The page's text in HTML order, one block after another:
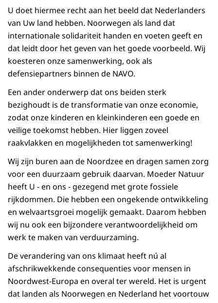
U doet hiermee recht aan het beeld dat Nederlanders
van Uw land hebben. Noorwegen als land dat
internationale solidariteit handen en voeten geeft en
dat leidt door het geven van het goede voorbeeld. Wij
koesteren onze samenwerking, ook als
defensiepartners binnen de NAVO.
Een ander onderwerp dat ons beiden sterk
bezighoudt is de transformatie van onze economie,
zodat onze kinderen en kleinkinderen een goede en
veilige toekomst hebben. Hier liggen zoveel
raakvlakken en mogelijkheden tot samenwerking!
Wij zijn buren aan de Noordzee en dragen samen zorg
voor een duurzaam gebruik daarvan. Moeder Natuur
heeft U - en ons - gezegend met grote fossiele
rijkdommen. Die hebben een ongekende ontwikkeling
en welvaartsgroei mogelijk gemaakt. Daarom hebben
wij nu ook een bijzondere verantwoordelijkheid om
werk te maken van verduurzaming.
De verandering van ons klimaat heeft nú al
afschrikwekkende consequenties voor mensen in
Noordwest-Europa en overal ter wereld. Het is urgent
dat landen als Noorwegen en Nederland het voortouw